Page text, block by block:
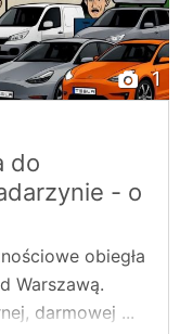
1
do
- o
obiegła
Warszawą.
darmowej ...